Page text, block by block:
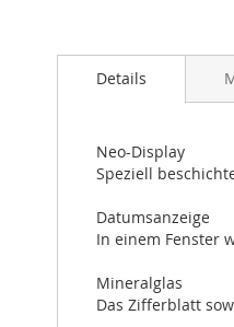
Anfang
Details
Neo-Display
Speziell
Datumsanzeige
In einem Fenster
Mineralglas
Das Zifferblatt